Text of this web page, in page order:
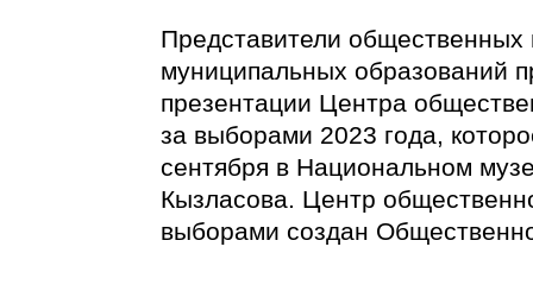
Представители общественных
муниципальных образований
презентации Центра
за выборами 2023 года,
сентября в Национальном
Кызласова. Центр
выборами создан